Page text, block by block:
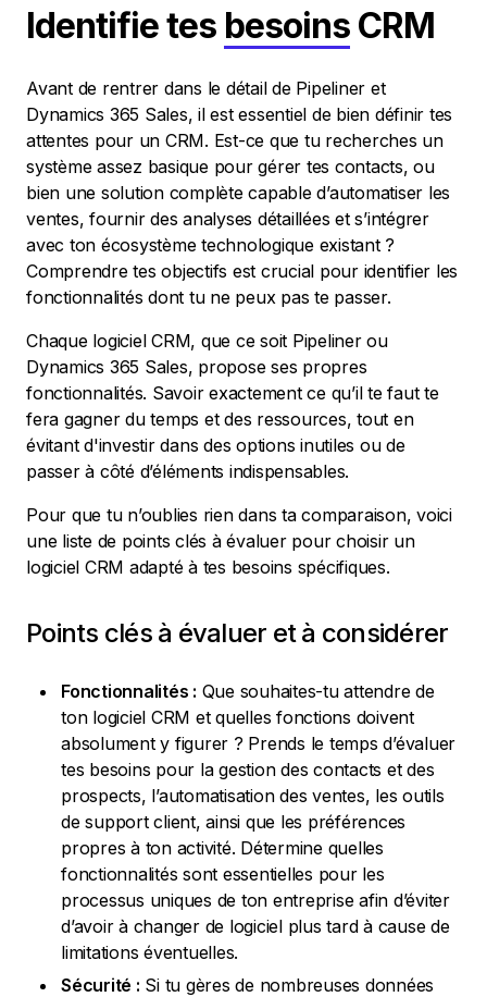
Identifie tes besoins CRM
Avant de rentrer dans le détail de Pipeliner et
Dynamics 365 Sales, il est essentiel de bien définir tes
attentes pour un CRM. Est-ce que tu recherches un
système assez basique pour gérer tes contacts, ou
bien une solution complète capable d’automatiser les
ventes, fournir des analyses détaillées et s’intégrer
avec ton écosystème technologique existant ?
Comprendre tes objectifs est crucial pour identifier les
fonctionnalités dont tu ne peux pas te passer.
Chaque logiciel CRM, que ce soit Pipeliner ou
Dynamics 365 Sales, propose ses propres
fonctionnalités. Savoir exactement ce qu’il te faut te
fera gagner du temps et des ressources, tout en
évitant d'investir dans des options inutiles ou de
passer à côté d’éléments indispensables.
Pour que tu n’oublies rien dans ta comparaison, voici
une liste de points clés à évaluer pour choisir un
logiciel CRM adapté à tes besoins spécifiques.
Points clés à évaluer et à considérer
Fonctionnalités : Que souhaites-tu attendre de
ton logiciel CRM et quelles fonctions doivent
absolument y figurer ? Prends le temps d’évaluer
tes besoins pour la gestion des contacts et des
prospects, l’automatisation des ventes, les outils
de support client, ainsi que les préférences
propres à ton activité. Détermine quelles
fonctionnalités sont essentielles pour les
processus uniques de ton entreprise afin d’éviter
d’avoir à changer de logiciel plus tard à cause de
limitations éventuelles.
Sécurité : Si tu gères de nombreuses données